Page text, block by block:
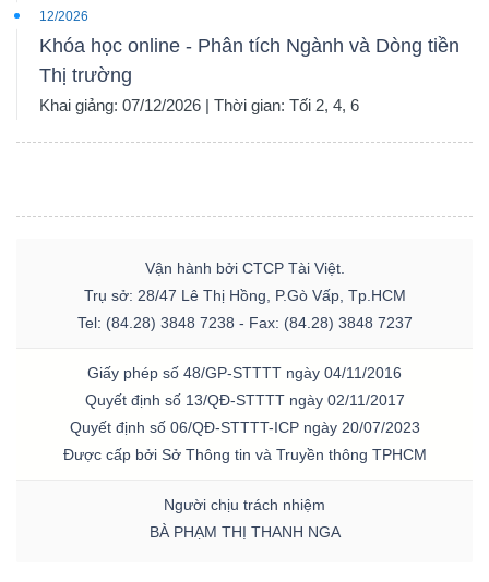
12/2026
Khóa học online - Phân tích Ngành và Dòng tiền
Thị trường
Khai giảng: 07/12/2026 | Thời gian: Tối 2, 4, 6
Vận hành bởi CTCP Tài Việt.
Trụ sở: 28/47 Lê Thị Hồng, P.Gò Vấp, Tp.HCM
Tel: (84.28) 3848 7238 - Fax: (84.28) 3848 7237
Giấy phép số 48/GP-STTTT ngày 04/11/2016
Quyết định số 13/QĐ-STTTT ngày 02/11/2017
Quyết định số 06/QĐ-STTTT-ICP ngày 20/07/2023
Được cấp bởi Sở Thông tin và Truyền thông TPHCM
Người chịu trách nhiệm
BÀ PHẠM THỊ THANH NGA